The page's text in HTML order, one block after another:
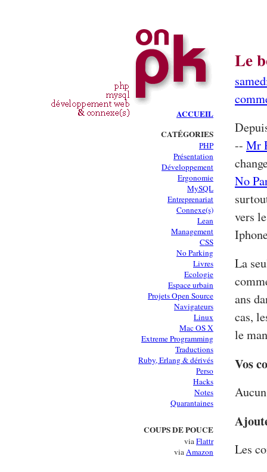
ACCUEIL
CATÉGORIES
PHP
Présentation
Développement
Ergonomie
MySQL
Entreprenariat
Connexe(s)
Lean
Management
CSS
No Parking
Livres
Ecologie
Espace urbain
Projets Open Source
Navigateurs
Linux
Mac OS X
Extreme Programming
Traductions
Ruby, Erlang & dérivés
Perso
Hacks
Notes
Quarantaines
COUPS DE POUCE
viaFlattr
viaAmazon
Le
-- Mr
No
vers
La
ans
cas,
le
Vos
Les